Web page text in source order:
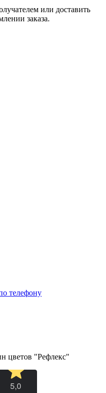
или доставить
заказа.
телефону
цветов "Рефлекс"